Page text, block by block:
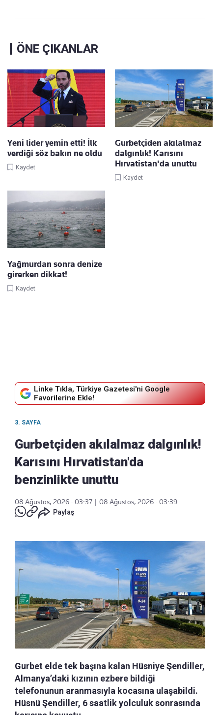
ÖNE ÇIKANLAR
Yeni lider yemin etti! İlk
verdiği söz bakın ne oldu
Kaydet
Gurbetçiden akılalmaz
dalgınlık! Karısını
Hırvatistan'da unuttu
Kaydet
Yağmurdan sonra denize
girerken dikkat!
Kaydet
Linke Tıkla, Türkiye Gazetesi'ni Google
Favorilerine Ekle!
3. SAYFA
Gurbetçiden akılalmaz dalgınlık!
Karısını Hırvatistan'da
benzinlikte unuttu
08 Ağustos, 2026 - 03:37
08 Ağustos, 2026 - 03:39
Paylaş
Gurbet elde tek başına kalan Hüsniye Şendiller,
Almanya’daki kızının ezbere bildiği
telefonunun aranmasıyla kocasına ulaşabildi.
Hüsnü Şendiller, 6 saatlik yolculuk sonrasında